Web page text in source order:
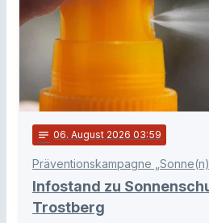
notes 06. August 2026 03:59
Präventionskampagne
Infostand zu
Trostberg